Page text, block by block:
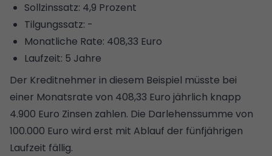
Sollzinssatz: 4,9 Prozent
Tilgungssatz: -
Monatliche Rate: 408,33 Euro
Laufzeit: 5 Jahre
Der Kreditnehmer in diesem Beispiel müsste bei
einer Monatsrate von 408,33 Euro jährlich knapp
4.900 Euro Zinsen zahlen. Die Darlehenssumme von
100.000 Euro wird erst mit Ablauf der fünfjährigen
Laufzeit fällig.